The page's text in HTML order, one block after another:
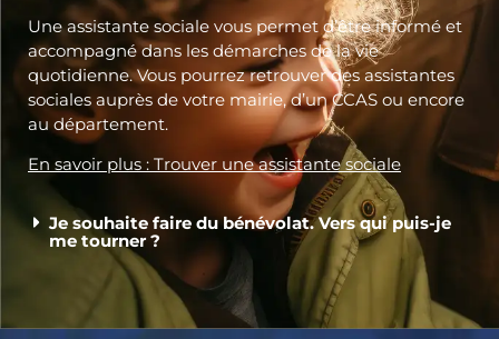
Une assistante sociale vous permet d’être informé et
accompagné dans les démarches de la vie
quotidienne. Vous pourrez retrouver des assistantes
sociales auprès de votre mairie, d’un CCAS ou encore
au département.
En savoir plus : Trouver une assistante sociale
Je souhaite faire du bénévolat. Vers qui puis-je
me tourner ?